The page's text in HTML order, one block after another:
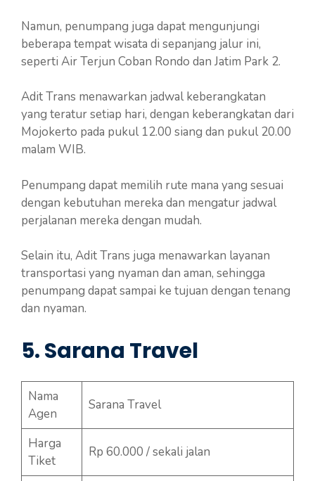
Namun, penumpang juga dapat mengunjungi
beberapa tempat wisata di sepanjang jalur ini,
seperti Air Terjun Coban Rondo dan Jatim Park 2.
Adit Trans menawarkan jadwal keberangkatan
yang teratur setiap hari, dengan keberangkatan dari
Mojokerto pada pukul 12.00 siang dan pukul 20.00
malam WIB.
Penumpang dapat memilih rute mana yang sesuai
dengan kebutuhan mereka dan mengatur jadwal
perjalanan mereka dengan mudah.
Selain itu, Adit Trans juga menawarkan layanan
transportasi yang nyaman dan aman, sehingga
penumpang dapat sampai ke tujuan dengan tenang
dan nyaman.
5. Sarana Travel
Nama
Agen
Sarana Travel
Harga
Tiket
Rp 60.000 / sekali jalan